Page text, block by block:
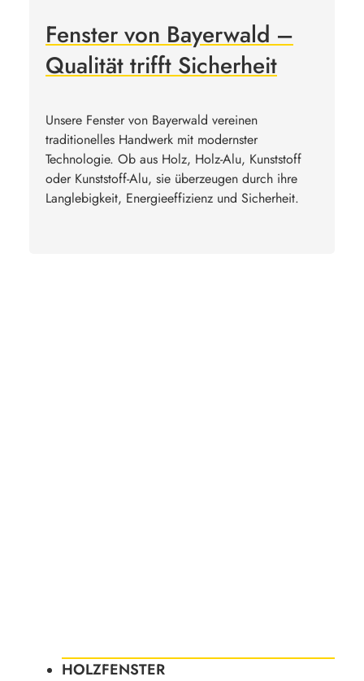
Fenster von Bayerwald –
Qualität trifft Sicherheit
Unsere Fenster von Bayerwald vereinen
traditionelles Handwerk mit modernster
Technologie. Ob aus Holz, Holz-Alu, Kunststoff
oder Kunststoff-Alu, sie überzeugen durch ihre
Langlebigkeit, Energieeffizienz und Sicherheit.
HOLZFENSTER